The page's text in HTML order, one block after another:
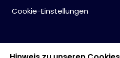
Cookie-Einstellungen